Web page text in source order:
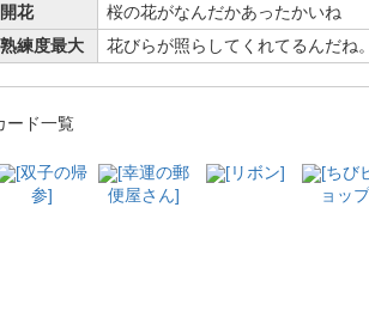
開花
桜の花がなんだかあったかいね
熟練度最大
花びらが照らしてくれてるんだね。
ード一覧
[双子の帰
参]
[幸運の郵
便屋さん]
[リボン]
[ちび
ョッ